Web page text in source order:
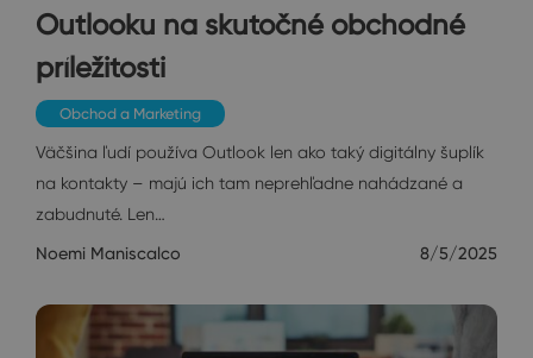
Outlooku na skutočné obchodné
príležitosti
Obchod a Marketing
Väčšina ľudí používa Outlook len ako taký digitálny šuplík
na kontakty – majú ich tam neprehľadne nahádzané a
zabudnuté. Len…
Noemi Maniscalco 8/5/2025